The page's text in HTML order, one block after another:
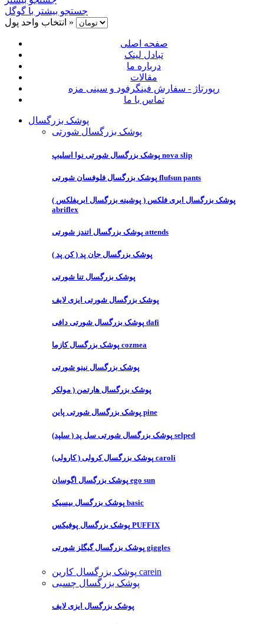
جستجو بیشتر با گوگل
انتخاب واحد پول »
صفحه اصلی
تبادل لینک
درباره ما
مقالات
رپورتاژ - سفارش فینگرفود و سینی مزه
تماس با ما
پوشک بزرگسال
پوشک بزرگسال شورتی
پوشک بزرگسال شورتی نوا اسلیپ nova slip
پوشک بزرگسال فلوفسان شورتی flufsun pants
پوشک بزرگسال ابری فلکس ( پوشینه بزرگسال ابریفلکس )
abriflex
پوشک بزرگسال اتندز شورتی attends
پوشک بزرگسال جان پد ( کن پد )
پوشک بزرگسال تنا شورتی
پوشک بزرگسال شورتی ایزی لایف
پوشک بزرگسال شورتی دافی dafi
پوشک بزرگسال کازما cozmea
پوشک بزرگسال نینو شورتی
پوشک بزرگسال هارتمن ( مولکر
پوشک بزرگسال شورتی پاین pine
پوشک بزرگسال شورتی سل پد ( سلپد) selped
پوشک بزرگسال کرولی ( کارولی) caroli
پوشک بزرگسال اگوسان ego sun
پوشک بزرگسال بیسیک basic
پوشک بزرگسال پوفیکس PUFFIX
پوشک بزرگسال گیگلز شورتی giggles
پوشک بزرگسال کارین carein
پوشک بزرگسال چسبی
پوشک بزرگسال ایزی لایف